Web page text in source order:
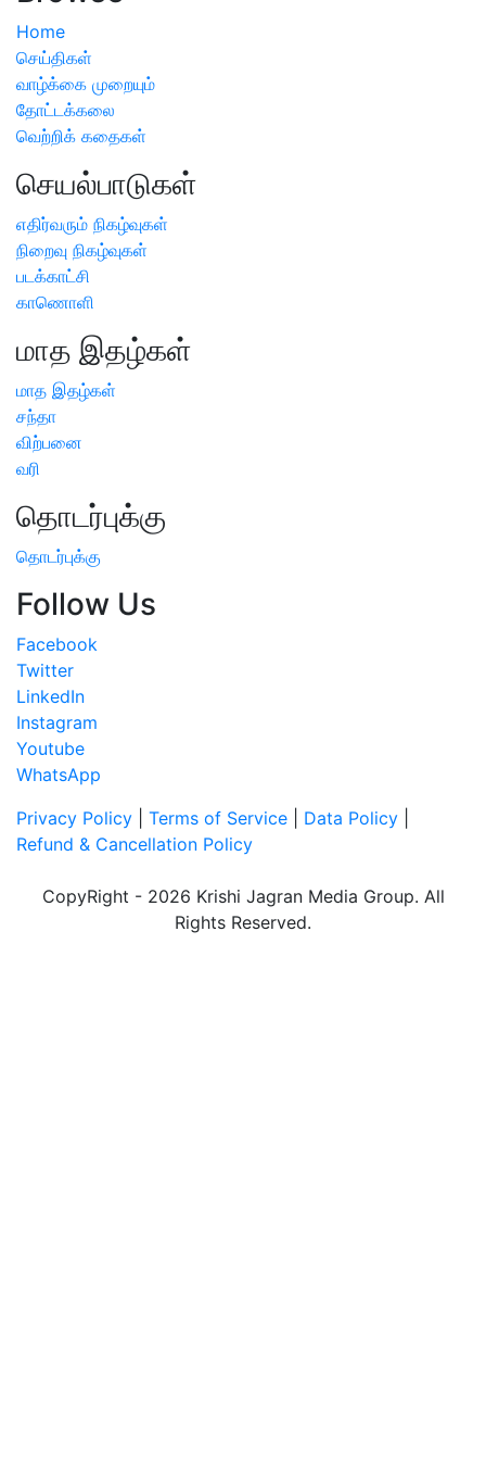
Home
செய்திகள்
வாழ்க்கை முறையும்
தோட்டக்கலை
வெற்றிக் கதைகள்
செயல்பாடுகள்
எதிர்வரும் நிகழ்வுகள்
நிறைவு நிகழ்வுகள்
படக்காட்சி
காணொளி
மாத இதழ்கள்
மாத இதழ்கள்
சந்தா
விற்பனை
வரி
தொடர்புக்கு
தொடர்புக்கு
Follow Us
Facebook
Twitter
LinkedIn
Instagram
Youtube
WhatsApp
Privacy Policy
Terms of Service Data Policy
Refund & Cancellation Policy
CopyRight - 2026 Krishi Jagran Media Group. All
Rights Reserved.